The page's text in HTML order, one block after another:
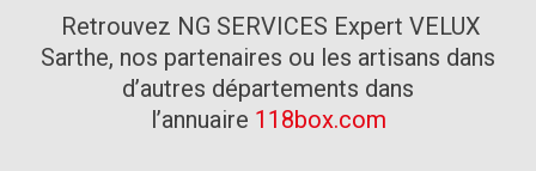
Retrouvez NG SERVICES Expert VELUX
Sarthe, nos partenaires ou les artisans dans
d’autres départements dans
l’annuaire 118box.com